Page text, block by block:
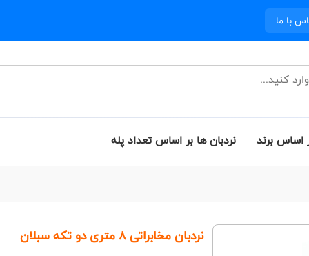
با ما
اساس برند نردبان ها بر اساس تعداد پله
نردبان مخابراتی 8 متری دو تکه سبلان